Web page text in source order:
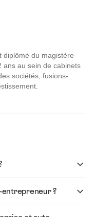
diplômé du magistère
ans au sein de cabinets
sociétés, fusions-
entrepreneur ?